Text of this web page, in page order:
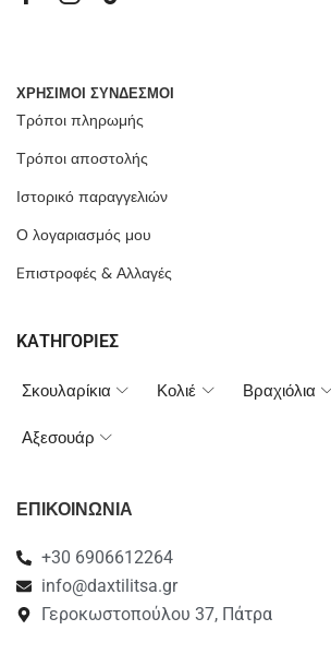
ΧΡΗΣΙΜΟΙ ΣΥΝΔΕΣΜΟΙ
Τρόποι πληρωμής
Τρόποι αποστολής
Ιστορικό παραγγελιών
Ο λογαριασμός μου
Eπιστροφές & Αλλαγές
ΚΑΤΗΓΟΡΙΕΣ
Σκουλαρίκια Κολιέ Βραχιόλια
Αξεσουάρ
ΕΠΙΚΟΙΝΩΝΙΑ
+30 6906612264
info@daxtilitsa.gr
Γεροκωστοπούλου 37, Πάτρα